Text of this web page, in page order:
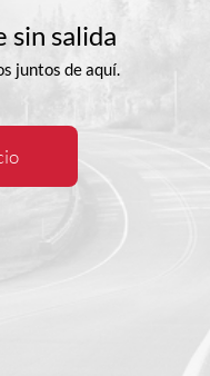
sin salida
juntos de aquí.